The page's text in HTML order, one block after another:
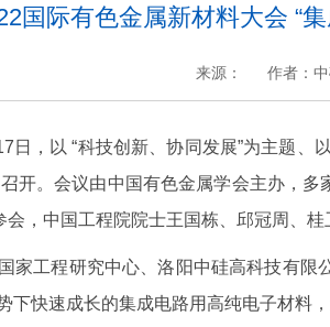
国际有色金属新材料大会 “
来源： 作者：
，以 “科技创新、协同发展”为主题、
开。会议由中国有色金属学会主办，
，中国工程院院士王国栋、邱冠周、桂
工程研究中心、洛阳中硅高科技有限公
下快速成长的集成电路用高纯电子材料